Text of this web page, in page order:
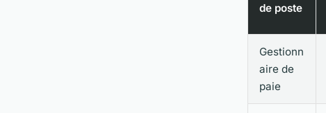
de poste
Gestionn
aire de
paie